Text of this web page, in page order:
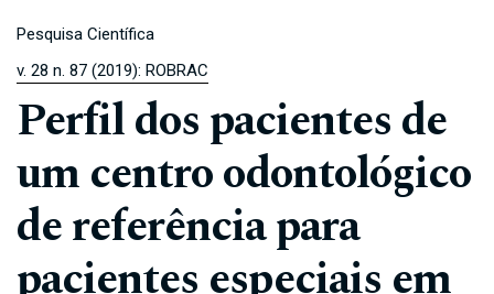
Pesquisa Científica
v. 28 n. 87 (2019): ROBRAC
Perfil dos pacientes de
um centro odontológico
de referência para
pacientes especiais em